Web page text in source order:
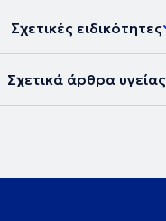
Σχετικές ειδικότητες
Σχετικά άρθρα υγείας